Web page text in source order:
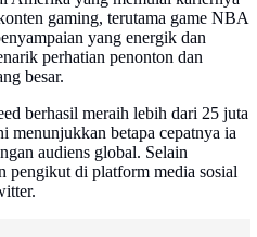
gaming, terutama game NBA
yang energik dan
perhatian penonton dan
besar.
berhasil meraih lebih dari 25 juta
menunjukkan betapa cepatnya ia
audiens global. Selain
pengikut di platform media sosial